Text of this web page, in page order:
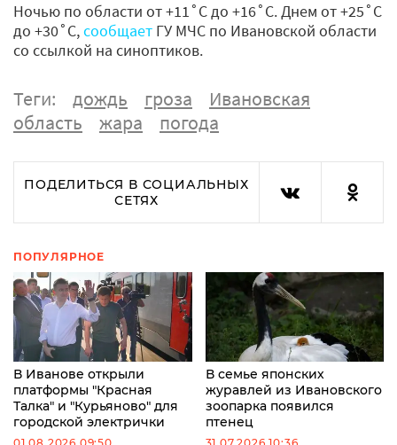
Ночью по области от +11˚С до +16˚С. Днем от +25˚С
до +30˚С,сообщает ГУ МЧС по Ивановской области
со ссылкой на синоптиков.
Теги: дождь гроза
Ивановская
область
жара погода
ПОДЕЛИТЬСЯ В СОЦИАЛЬНЫХ
СЕТЯХ
ПОПУЛЯРНОЕ
В Иванове открыли
платформы "Красная
Талка" и "Курьяново" для
городской электрички
В семье японских
журавлей из Ивановского
зоопарка появился
птенец